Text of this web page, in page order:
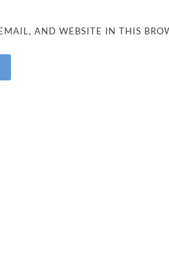
AND WEBSITE IN THIS